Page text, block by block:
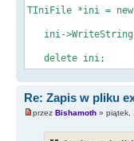
TIniFile *ini = new
ini-
delete ini;
Re: Zapis w pliku
przez Bishamoth » piątek,